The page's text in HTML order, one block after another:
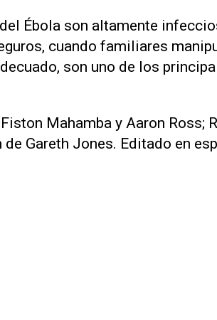
Ébola son altamente
cuando familiares
son uno de los
Mahamba y Aaron Ross;
Gareth Jones. Editado en